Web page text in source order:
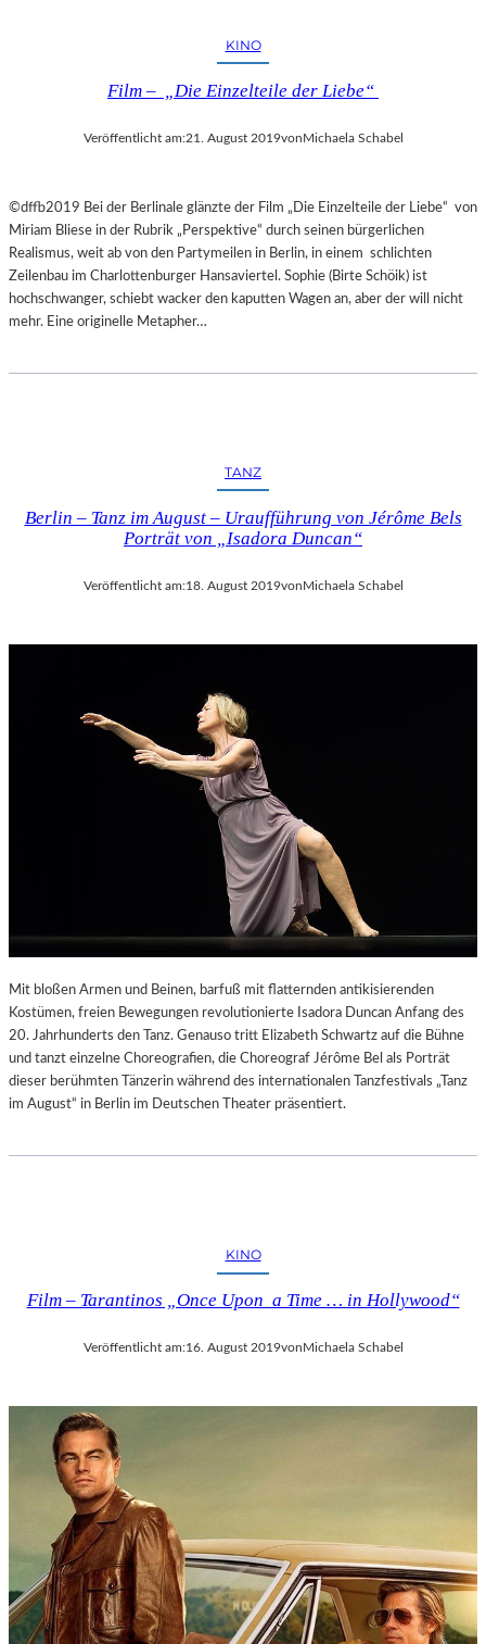
KINO
Film – „Die Einzelteile der Liebe“
Veröffentlicht am:21. August 2019vonMichaela Schabel
©dffb2019 Bei der Berlinale glänzte der Film „Die Einzelteile der Liebe“ von
Miriam Bliese in der Rubrik „Perspektive“ durch seinen bürgerlichen
Realismus, weit ab von den Partymeilen in Berlin, in einem schlichten
Zeilenbau im Charlottenburger Hansaviertel. Sophie (Birte Schöik) ist
hochschwanger, schiebt wacker den kaputten Wagen an, aber der will nicht
mehr. Eine originelle Metapher…
TANZ
Berlin – Tanz im August – Uraufführung von Jérôme Bels
Porträt von „Isadora Duncan“
Veröffentlicht am:18. August 2019vonMichaela Schabel
Mit bloßen Armen und Beinen, barfuß mit flatternden antikisierenden
Kostümen, freien Bewegungen revolutionierte Isadora Duncan Anfang des
20. Jahrhunderts den Tanz. Genauso tritt Elizabeth Schwartz auf die Bühne
und tanzt einzelne Choreografien, die Choreograf Jérôme Bel als Porträt
dieser berühmten Tänzerin während des internationalen Tanzfestivals „Tanz
im August“ in Berlin im Deutschen Theater präsentiert.
KINO
Film – Tarantinos „Once Upon a Time … in Hollywood“
Veröffentlicht am:16. August 2019vonMichaela Schabel